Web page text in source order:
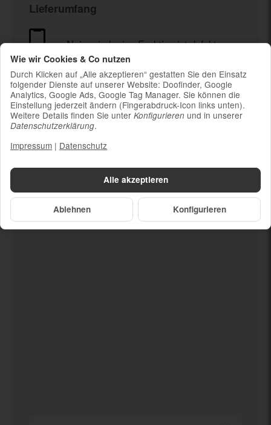
Lieferumfang
Nein mind. eine Funktion ist defekt
Ladekabel (ohne Ladestecker)
Um die Nachhaltigkeit zu unterstützen und
weil die meisten neueren Smartphones
kabelloses Laden ermöglichen, ist kein
Ladestecker im Lieferumfang enthalten
Dein neuesNein mind. eine
Funktion ist defekt
Alle akzeptieren
Ablehnen Konfigurieren
Wie wir Cookies & Co nutzen
Durch Klicken auf „Alle akzeptieren“ gestatten Sie den Einsatz
folgender Dienste auf unserer Website: Doofinder, Google
Analytics, Google Ads, Google Tag Manager. Sie können die
Einstellung jederzeit ändern (Fingerabdruck-Icon links unten).
Weitere Details finden Sie unter Konfigurieren und in unserer
Datenschutzerklärung.
Impressum | Datenschutz